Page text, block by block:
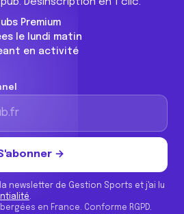
Premium
le lundi matin
en activité
→
newsletter de Gestion Sports et j'ai lu
.
en France. Conforme RGPD.